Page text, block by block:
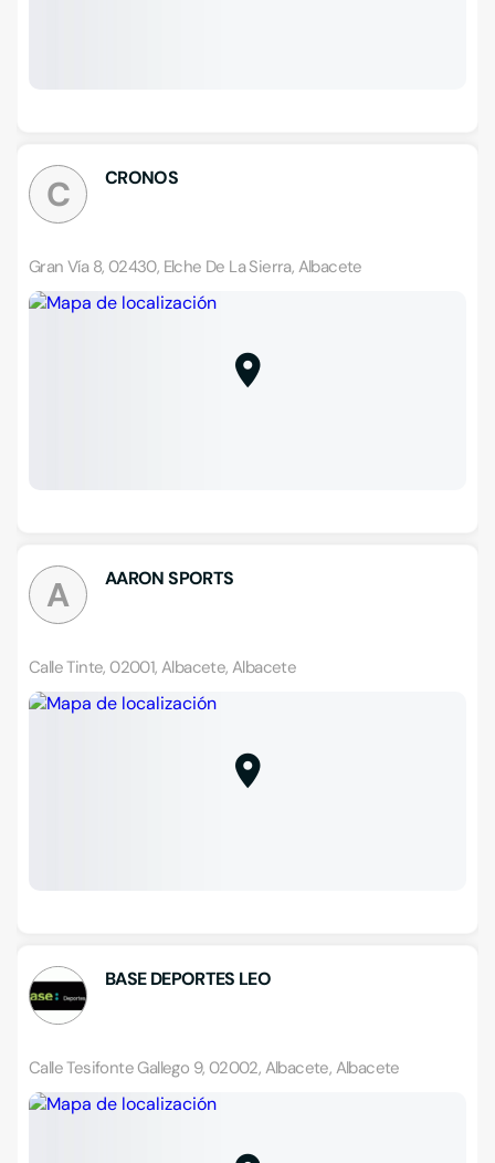
C CRONOS
Gran Vía 8, 02430, Elche De La Sierra, Albacete
A AARON SPORTS
Calle Tinte, 02001, Albacete, Albacete
BASE DEPORTES LEO
Calle Tesifonte Gallego 9, 02002, Albacete, Albacete